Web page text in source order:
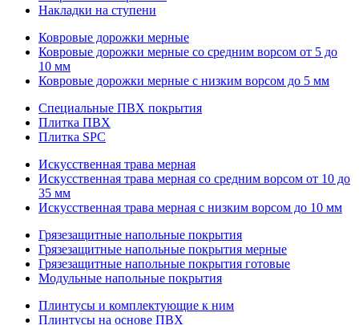
Накладки на ступени
Ковровые дорожки мерные
Ковровые дорожки мерные со средним ворсом от 5 до
10 мм
Ковровые дорожки мерные с низким ворсом до 5 мм
Специальные ПВХ покрытия
Плитка ПВХ
Плитка SPC
Искуccтвенная трава мерная
Искусственная трава мерная со средним ворсом от 10 до
35 мм
Искусственная трава мерная с низким ворсом до 10 мм
Грязезащитные напольные покрытия
Грязезащитные напольные покрытия мерные
Грязезащитные напольные покрытия готовые
Модульные напольные покрытия
Плинтусы и комплектующие к ним
Плинтусы на основе ПВХ